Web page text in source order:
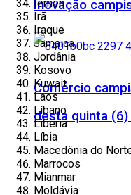
Inovação
Comércio
desta quinta
Iêmen
Irã
Iraque
Jamaica
Jordânia
Kosovo
Kuwait
Laos
Líbano
Libéria
Líbia
Macedônia do
Marrocos
Mianmar
Moldávia